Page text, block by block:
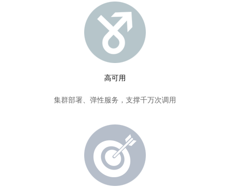
高可用
集群部署、弹性服务，支撑千万次调用